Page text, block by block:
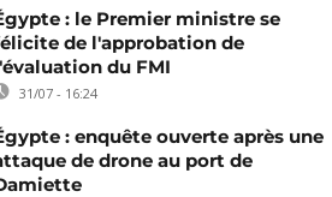
: le Premier ministre se
de l'approbation de
du FMI
31/07 - 16:24
: enquête ouverte après une
de drone au port de